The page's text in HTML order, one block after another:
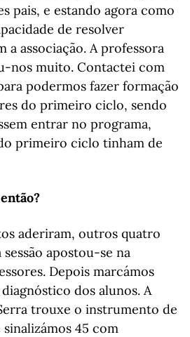
pais, e estando agora como
de resolver
a associação. A professora
nos muito. Contactei com
podermos fazer formação
do primeiro ciclo, sendo
entrar no programa,
primeiro ciclo tinham de
aderiram, outros quatro
apostou-se na
Depois marcámos
dos alunos. A
trouxe o instrumento de
sinalizámos 45 com